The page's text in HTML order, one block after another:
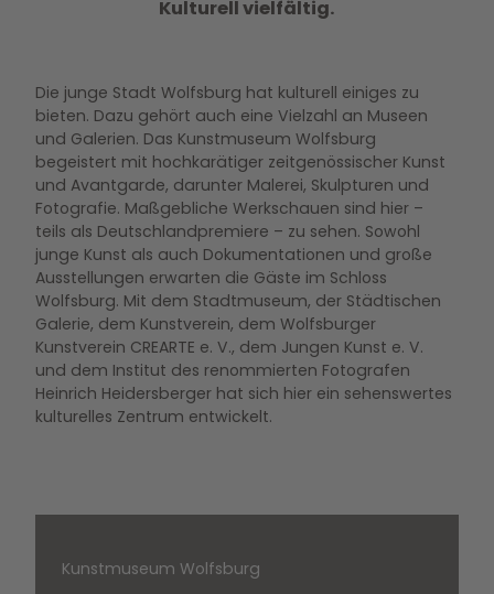
Kulturell vielfältig.
Die junge Stadt Wolfsburg hat kulturell einiges zu
bieten. Dazu gehört auch eine Vielzahl an Museen
und Galerien. Das Kunstmuseum Wolfsburg
begeistert mit hochkarätiger zeitgenössischer Kunst
und Avantgarde, darunter Malerei, Skulpturen und
Fotografie. Maßgebliche Werkschauen sind hier –
teils als Deutschlandpremiere – zu sehen. Sowohl
junge Kunst als auch Dokumentationen und große
Ausstellungen erwarten die Gäste im Schloss
Wolfsburg. Mit dem Stadtmuseum, der Städtischen
Galerie, dem Kunstverein, dem Wolfsburger
Kunstverein CREARTE e. V., dem Jungen Kunst e. V.
und dem Institut des renommierten Fotografen
Heinrich Heidersberger hat sich hier ein sehenswertes
kulturelles Zentrum entwickelt.
Kunstmuseum Wolfsburg